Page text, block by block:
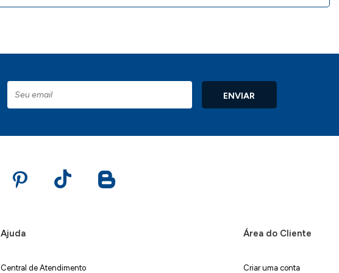
ENVIAR
Ajuda
Central de Atendimento
Área do Cliente
Criar uma conta